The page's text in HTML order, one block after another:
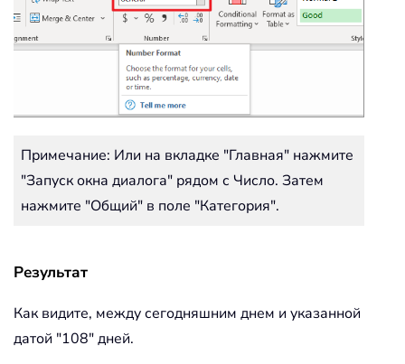
Примечание: Или на вкладке "Главная" нажмите
"Запуск окна диалога" рядом с Число. Затем
нажмите "Общий" в поле "Категория".
Результат
Как видите, между сегодняшним днем и указанной
датой "108" дней.